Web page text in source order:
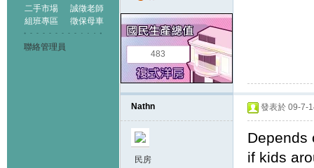
二手市場
誠徵老師
組班專區
徵保母車
聯絡管理員
483
Nathn
民房
發表於 09-7-
Depends
if kids